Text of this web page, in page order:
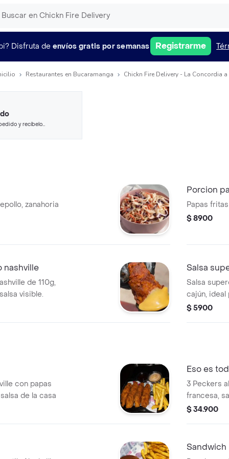
Disfruta de envíos gratis por semanas Registrarme
Restaurantes en Bucaramanga Chickn Fire Delivery - La Concordia
y recíbelo
zanahoria
Porcion
Papas
$ 8900
nashville
de 110g,
visible.
Salsa
Salsa
cajún, ideal
favoritos.
$ 5900
con papas
de la casa
Eso es
3 Peckers
francesa,
$ 34.900
Sandwich